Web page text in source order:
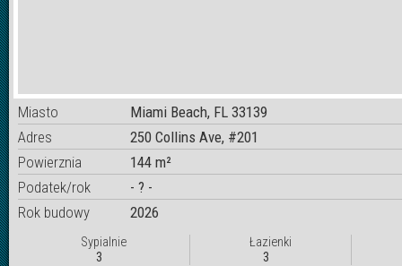
Miasto
Miami Beach, FL 33139
Adres
250 Collins Ave, #201
Powierznia
144 m²
Podatek/rok
- ? -
Rok budowy
2026
Sypialnie
3
Łazienki
3